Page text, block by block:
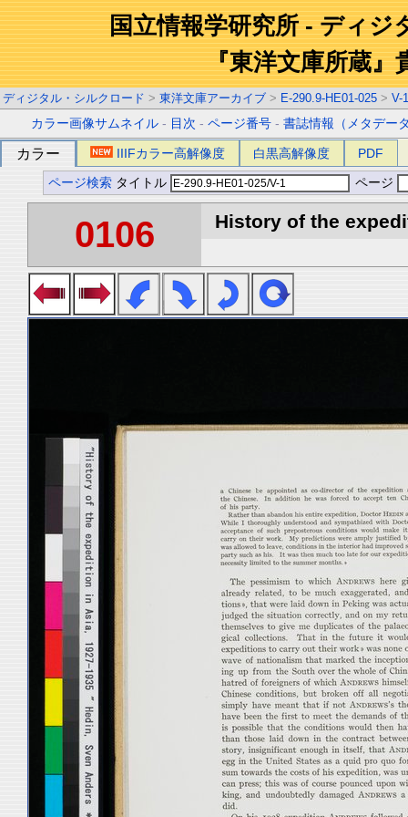
国立情報学研究所 - ディジ
『東洋文庫所蔵』
ディジタル・シルクロード > 東洋文庫アーカイブ > E-290.9-HE01-025 > V-1
カラー画像サムネイル - 目次 -ページ番号 -書誌情報（メタデー
カラー IIIFカラー高解像度 白黒高解像度 PDF
ページ検索 タイトル ページ
0106 History of the